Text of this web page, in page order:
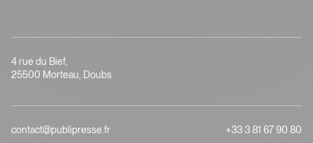
4 rue du Bief,
25500 Morteau, Doubs
contact@publipresse.fr +33 3 81 67 90 80